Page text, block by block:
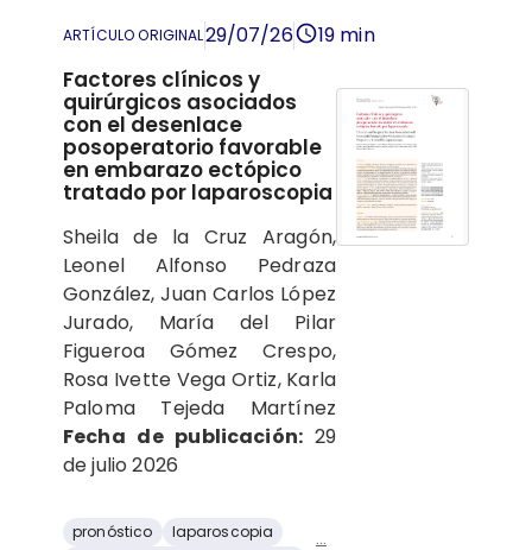
ARTÍCULO ORIGINAL29/07/26 19 min
Factores clínicos y
quirúrgicos asociados
con el desenlace
posoperatorio favorable
en embarazo ectópico
tratado por laparoscopia
Sheila de la Cruz Aragón,
Leonel Alfonso Pedraza
González, Juan Carlos López
Jurado, María del Pilar
Figueroa Gómez Crespo,
Rosa Ivette Vega Ortiz, Karla
Paloma Tejeda Martínez
Fecha de publicación: 29
de julio 2026
pronóstico
laparoscopia
...